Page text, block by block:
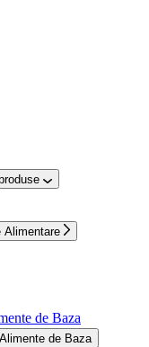
Alimentare
de Baza
Alimente de Baza